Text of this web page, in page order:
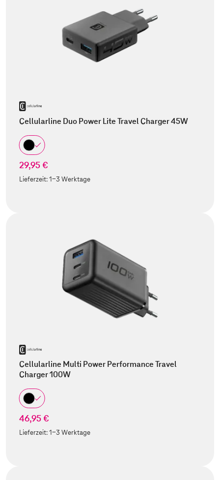
Cellularline Duo Power Lite Travel Charger 45W
29,95 €
Lieferzeit:1-3 Werktage
Cellularline Multi Power Performance Travel
Charger 100W
46,95 €
Lieferzeit:1-3 Werktage